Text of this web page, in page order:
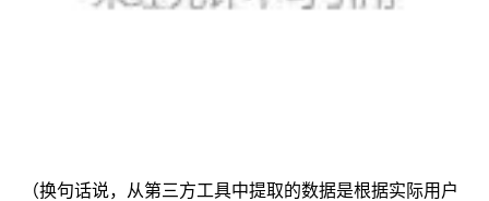
（换句话说，从第三方工具中提取的数据是根据实际用户